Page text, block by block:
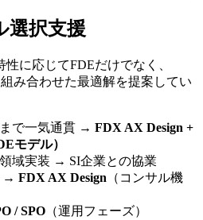
選択支援
に​応じて​FDEだけでなく、​
み合わせた​最適解を​提案してい
で​一気通貫 → FDX AX Design +
モデル）
域実装 → SI企業との​協業
→ FDX AX Design （コンサル機
/ SPO （運用フェーズ）